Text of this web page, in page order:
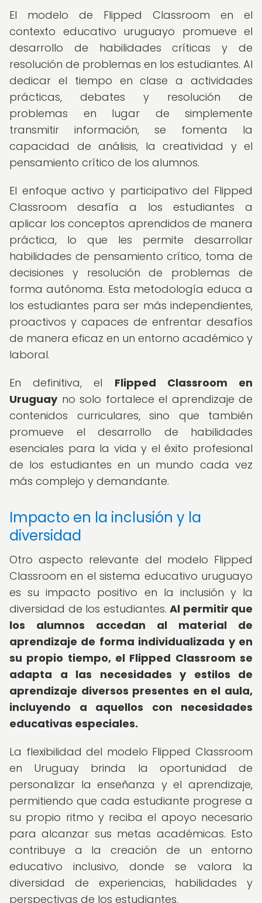
El modelo de Flipped Classroom en el
contexto educativo uruguayo promueve el
desarrollo de habilidades críticas y de
resolución de problemas en los estudiantes. Al
dedicar el tiempo en clase a actividades
prácticas, debates y resolución de
problemas en lugar de simplemente
transmitir información, se fomenta la
capacidad de análisis, la creatividad y el
pensamiento crítico de los alumnos.
El enfoque activo y participativo del Flipped
Classroom desafía a los estudiantes a
aplicar los conceptos aprendidos de manera
práctica, lo que les permite desarrollar
habilidades de pensamiento crítico, toma de
decisiones y resolución de problemas de
forma autónoma. Esta metodología educa a
los estudiantes para ser más independientes,
proactivos y capaces de enfrentar desafíos
de manera eficaz en un entorno académico y
laboral.
En definitiva, el Flipped Classroom en
Uruguayno solo fortalece el aprendizaje de
contenidos curriculares, sino que también
promueve el desarrollo de habilidades
esenciales para la vida y el éxito profesional
de los estudiantes en un mundo cada vez
más complejo y demandante.
Impacto en la inclusión y la
diversidad
Otro aspecto relevante del modelo Flipped
Classroom en el sistema educativo uruguayo
es su impacto positivo en la inclusión y la
diversidad de los estudiantes. Al permitir que
los alumnos accedan al material de
aprendizaje de forma individualizada y en
su propio tiempo, el Flipped Classroom se
adapta a las necesidades y estilos de
aprendizaje diversos presentes en el aula,
incluyendo a aquellos con necesidades
educativas especiales.
La flexibilidad del modelo Flipped Classroom
en Uruguay brinda la oportunidad de
personalizar la enseñanza y el aprendizaje,
permitiendo que cada estudiante progrese a
su propio ritmo y reciba el apoyo necesario
para alcanzar sus metas académicas. Esto
contribuye a la creación de un entorno
educativo inclusivo, donde se valora la
diversidad de experiencias, habilidades y
perspectivas de los estudiantes.